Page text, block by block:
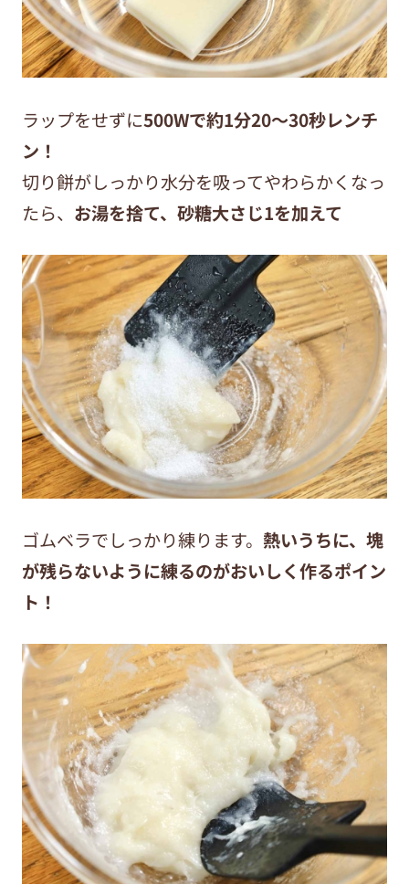
ラップをせずに500Wで約1分20〜30秒レンチ
ン！
切り餅がしっかり水分を吸ってやわらかくなっ
たら、 お湯を捨て、砂糖大さじ1を加えて
ゴムベラでしっかり練ります。 熱いうちに、塊
が残らないように練るのがおいしく作るポイン
ト！